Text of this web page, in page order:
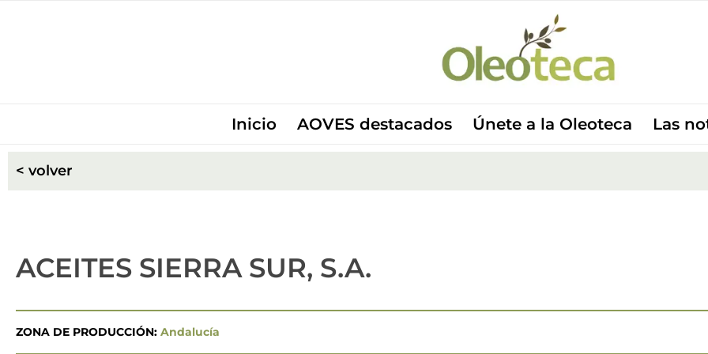
Inicio AOVES destacados Únete a la Oleoteca Las
< volver
ACEITES SIERRA SUR, S.A.
ZONA DE PRODUCCIÓN: Andalucía